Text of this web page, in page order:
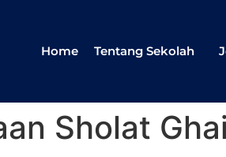
Home Tentang Sekolah
Sholat